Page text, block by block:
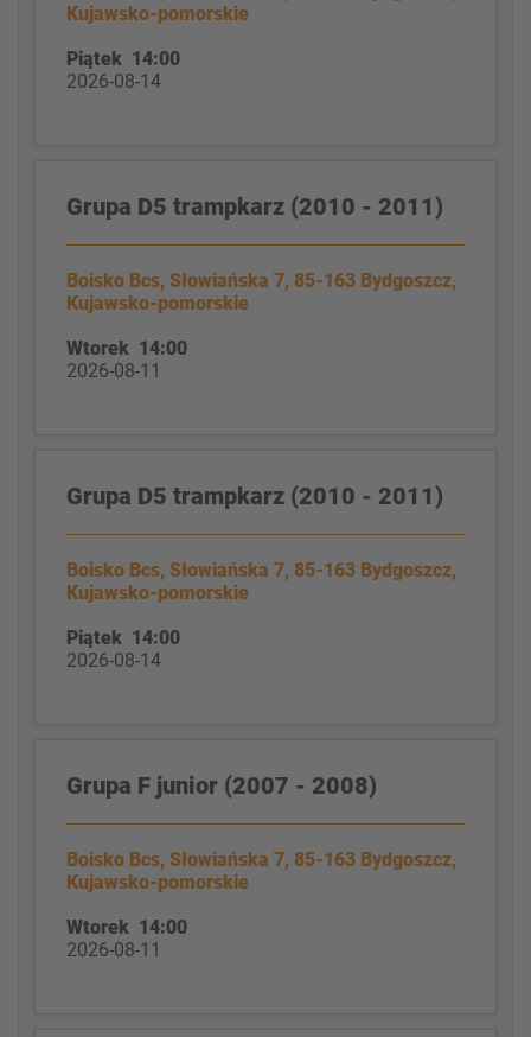
Kujawsko-pomorskie
Piątek 14:00
2026-08-14
Grupa D5 trampkarz (2010 - 2011)
Boisko Bcs, Słowiańska 7, 85-163 Bydgoszcz,
Kujawsko-pomorskie
Wtorek 14:00
2026-08-11
Grupa D5 trampkarz (2010 - 2011)
Boisko Bcs, Słowiańska 7, 85-163 Bydgoszcz,
Kujawsko-pomorskie
Piątek 14:00
2026-08-14
Grupa F junior (2007 - 2008)
Boisko Bcs, Słowiańska 7, 85-163 Bydgoszcz,
Kujawsko-pomorskie
Wtorek 14:00
2026-08-11